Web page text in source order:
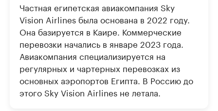
Частная египетская авиакомпания Sky
Vision Airlines была основана в 2022 году.
Она базируется в Каире. Коммерческие
перевозки начались в январе 2023 года.
Авиакомпания специализируется на
регулярных и чартерных перевозках из
основных аэропортов Египта. В Россию до
этого Sky Vision Airlines не летала.